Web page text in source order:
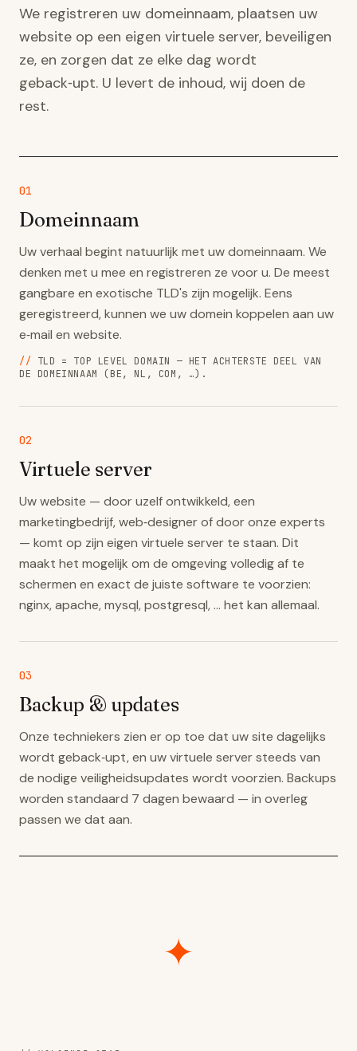
We registreren uw domeinnaam, plaatsen uw
website op een eigen virtuele server, beveiligen
ze, en zorgen dat ze elke dag wordt
geback‑upt. U levert de inhoud, wij doen de
rest.
01
Domeinnaam
Uw verhaal begint natuurlijk met uw domeinnaam. We
denken met u mee en registreren ze voor u. De meest
gangbare en exotische TLD's zijn mogelijk. Eens
geregistreerd, kunnen we uw domein koppelen aan uw
e‑mail en website.
// TLD = TOP LEVEL DOMAIN — HET ACHTERSTE DEEL VAN
DE DOMEINNAAM (BE, NL, COM, …).
02
Virtuele server
Uw website — door uzelf ontwikkeld, een
marketingbedrijf, web‑designer of door onze experts
— komt op zijn eigen virtuele server te staan. Dit
maakt het mogelijk om de omgeving volledig af te
schermen en exact de juiste software te voorzien:
nginx, apache, mysql, postgresql, … het kan allemaal.
03
Backup & updates
Onze techniekers zien er op toe dat uw site dagelijks
wordt geback‑upt, en uw virtuele server steeds van
de nodige veiligheidsupdates wordt voorzien. Backups
worden standaard 7 dagen bewaard — in overleg
passen we dat aan.
✦